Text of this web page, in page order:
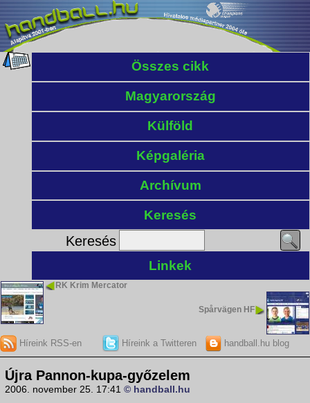
Összes cikk
Magyarország
Külföld
Képgaléria
Archívum
Keresés
Keresés
Linkek
RK Krim Mercator
Spårvägen HF
Híreink RSS-en Híreink a Twitteren handball.hu blog
Újra Pannon-kupa-győzelem
2006. november 25. 17:41 © handball.hu